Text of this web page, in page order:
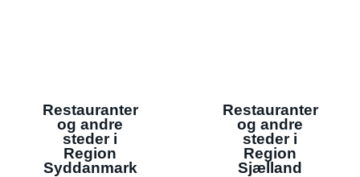
Restauranter
og andre
steder i
Region
Syddanmark
Restauranter
og andre
steder i
Region
Sjælland